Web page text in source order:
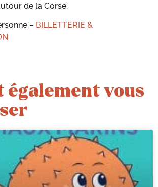
de la Corse.
– BILLETTERIE &
également vous